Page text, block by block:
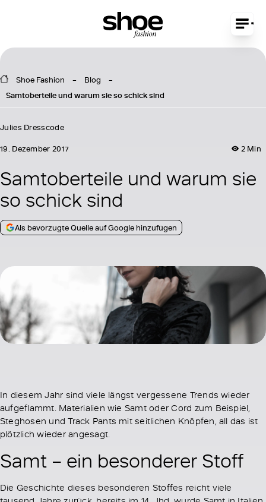
Shoe Fashion
Blog
Samtoberteile und warum sie so schick sind
Julies Dresscode
2 Min
19. Dezember 2017
Samtoberteile und warum sie
so schick sind
Als bevorzugte Quelle auf Google hinzufügen
In diesem Jahr sind viele längst vergessene Trends wieder
aufgeflammt. Materialien wie Samt oder Cord zum Beispiel,
Steghosen und Track Pants mit seitlichen Knöpfen, all das ist
plötzlich wieder angesagt.
Samt – ein besonderer Stoff
Die Geschichte dieses besonderen Stoffes reicht viele